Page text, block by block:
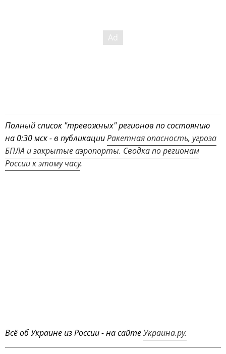
Полный список "тревожных" регионов по состоянию
на 0:30 мск - в публикацииРакетная опасность, угроза
БПЛА и закрытые аэропорты. Сводка по регионам
России к этому часу.
Всё об Украине из России - на сайтеУкраина.ру.